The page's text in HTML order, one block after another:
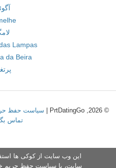
Lampas
da Beira
© 2026, PrtDatingGo | سیاست حفظ
تماس
این وب سایت از کوکی ها
سایت، با سیاست حفظ حریم